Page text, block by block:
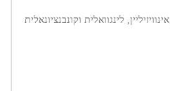
לינגוואלית וקונבנציונאלית